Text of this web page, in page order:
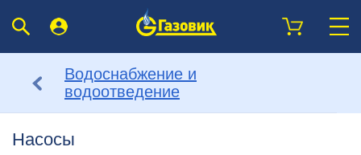
Водоснабжение и
водоотведение
Насосы